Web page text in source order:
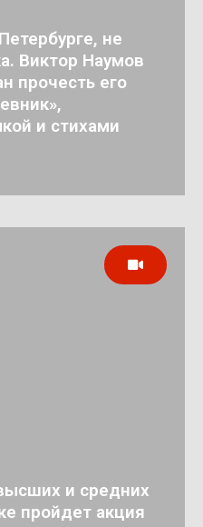
не
Виктор Наумов
прочесть его
и стихами
и средних
пройдет акция